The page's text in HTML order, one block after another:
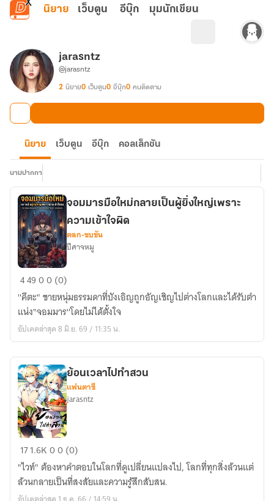
ข้ามไปยังเนื้อหาหลัก
นิยาย เว็บตูน อีบุ๊ก มุมนักเขียน
jarasntz
@jarasntz
2 นิยาย0 เว็บตูน0 อีบุ๊ก0 คนติดตาม
นิยาย เว็บตูน อีบุ๊ก คอลเล็กชัน
นามปากกา
จอม
มาร
มือ
ใหม่
กลาย
ผู้
ยิ่ง
ใหญ่
เพราะ
ความ
เข้าใจ
ผิด
จอมมารมือใหม่กลายเป็นผู้ยิ่งใหญ่เพราะ
ความเข้าใจผิด
ตลก-ขบขัน
ปีศาจหมู
44900 (0)
''คีตะ" ชายหนุ่มธรรมดาที่บังเอิญถูกอัญเชิญไปต่างโลกและได้รับตำ
แน่ง"จอมมาร''โดยไม่ได้ตั้งใจ
อัปเดตล่าสุด 8 มิ.ย. 69 / 11:35 น.
ย้อน
เวลา
ไป
ทำ
ย้อนเวลาไปทำสวน
แฟนตาซี
jarasntz
171.6K00 (0)
"ไวท์" ต้องหาคำตอบในโลกที่ดูเปลี่ยนแปลงไป, โลกที่ทุกสิ่งล้วนแต่
ล้วนกลายเป็นที่สงสัยและความรู้สึกสับสน.